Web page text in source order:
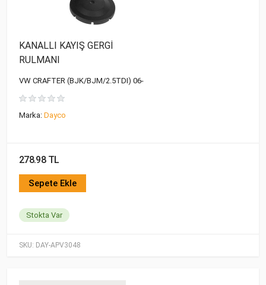
SKU: DAY-APV3048
KANALLI KAYIŞ GERGİ
RULMANI
VW CRAFTER (BJK/BJM/2.5TDI) 06-
Marka: Dayco
278.98 TL
Sepete Ekle
Stokta Var